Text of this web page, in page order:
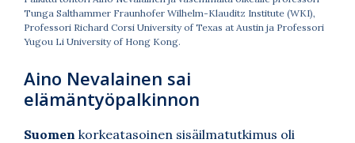
Tunga Salthammer Fraunhofer Wilhelm-Klauditz Institute (WKI),
Professori Richard Corsi University of Texas at Austin ja Professori
Yugou Li University of Hong Kong.
Aino Nevalainen sai
elämäntyöpalkinnon
Suomen korkeatasoinen sisäilmatutkimus oli